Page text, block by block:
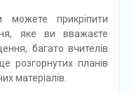
можете прикріпити
яке ви вважаєте
багато вчителів
розгорнутих планів
матеріалів.